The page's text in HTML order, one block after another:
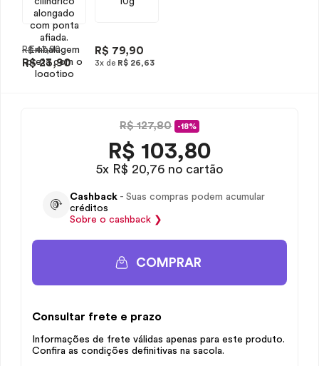
R$ 47,90
R$ 23,90
R$ 79,90
3x de R$ 26,63
R$ 127,80 -18%
R$ 103,80
5x R$ 20,76 no cartão
Cashback - Suas compras podem acumular
créditos
Sobre o cashback ❯
COMPRAR
Consultar frete e prazo
Informações de frete válidas apenas para este produto.
Confira as condições definitivas na sacola.